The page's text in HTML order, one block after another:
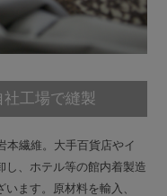
社工場で縫製
本繊維。大手百貨店やイ
し、ホテル等の館内着製造
ます。原材料を輸入、